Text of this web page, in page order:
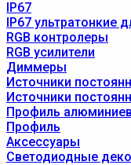
IP67
IP67 ультратонкие
RGB контролеры
RGB усилители
Диммеры
Источники
Источники
Профиль
Профиль
Аксессуары
Светодиодные